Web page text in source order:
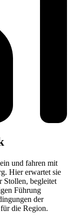
und fahren mit
Hier erwartet sie
Stollen, begleitet
Führung
der
die Region.